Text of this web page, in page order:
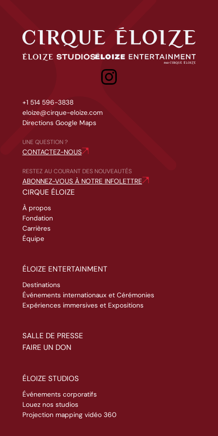
Cirque Éloize
Éloize Studios Eloize entertainment
+1 514 596-3838
eloize@cirque-eloize.com
Directions Google Maps
UNE QUESTION ?
CONTACTEZ-NOUS
RESTEZ AU COURANT DES NOUVEAUTÉS
ABONNEZ-VOUS À NOTRE INFOLETTRE
CIRQUE ÉLOIZE
À propos
Fondation
Carrières
Équipe
ÉLOIZE ENTERTAINMENT
Destinations
Événements internationaux et Cérémonies
Expériences immersives et Expositions
SALLE DE PRESSE
FAIRE UN DON
ÉLOIZE STUDIOS
Événements corporatifs
Louez nos studios
Projection mapping vidéo 360